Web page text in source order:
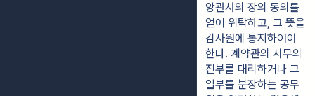
앙관서의 장의 동의를
얻어 위탁하고, 그 뜻을
감사원에 통지하여야
한다. 계약관의 사무의
전부를 대리하거나 그
일부를 분장하는 공무